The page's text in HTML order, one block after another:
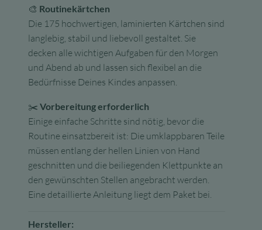
🎨 Routinekärtchen
Die 175 hochwertigen, laminierten Kärtchen sind
langlebig, stabil und liebevoll gestaltet. Sie
decken alle wichtigen Aufgaben für den Morgen
und Abend ab und lassen sich flexibel an die
Bedürfnisse Deines Kindes anpassen.
✂️ Vorbereitung erforderlich
Einige einfache Schritte sind nötig, bevor die
Routine einsatzbereit ist: Die umklappbaren Teile
müssen entlang der hellen Linien von Hand
geschnitten und die beiliegenden Klettpunkte an
den gewünschten Stellen angebracht werden.
Eine detaillierte Anleitung liegt dem Paket bei.
Hersteller: